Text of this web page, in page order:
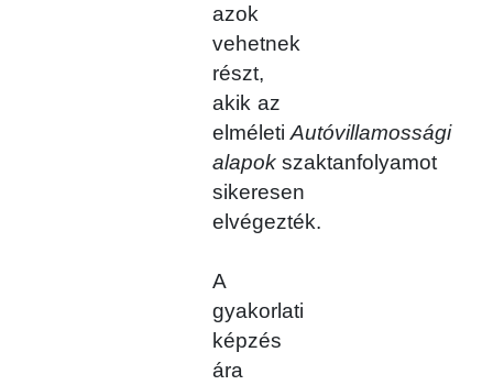
azok
vehetnek
részt,
akik az
elméleti Autóvillamossági
alapokszaktanfolyamot
sikeresen
elvégezték.
A
gyakorlati
képzés
ára